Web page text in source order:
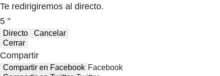
Te redirigiremos al directo.
5 "
Directo
Cancelar
Cerrar
Compartir
Compartir en Facebook Facebook